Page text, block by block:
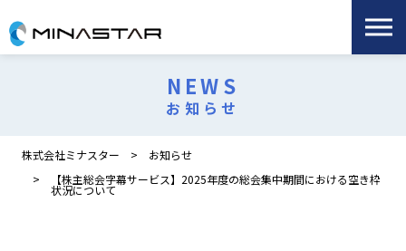
NEWS
お知らせ
株式会社ミナスター
お知らせ
【株主総会字幕サービス】2025年度の総会集中期間における空き枠
状況について